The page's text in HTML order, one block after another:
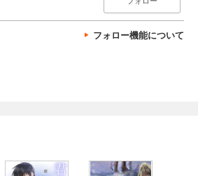
フォロー機能について